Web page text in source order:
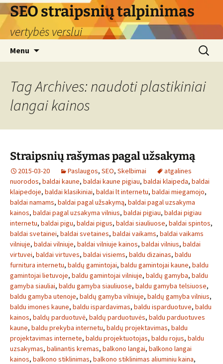
Skip
to
content
SEO straipsnių talpinimas
vertybės verslui
Menu
Search
for:
Tag Archives: naudoti plastikiniai
langai kainos
Straipsnių rašymas pagal užsakymą
2015-03-20 Paslaugos, SEO, Skelbimai
atgalines
nuorodos, baldai kaune, baldai kaune pigiau, baldai klaipeda, baldai
klaipedoje, baldai klasikiniai, baldai lt internetu, baldai miegamojo,
baldai namams, baldai pagal užsakymą, baldai pagal uzsakyma
kainos, baldai pagal uzsakyma vilnius, baldai pigiau, baldai pigiau
internetu, baldai pigu, baldai pigus, baldai siauliuose, baldai spintos,
baldai svetainei, baldai svetaines, baldai vaikams, baldai vaikams
vilniuje, baldai vilniuje, baldai vilniuje kainos, baldai vilnius, baldai
virtuvei, baldai virtuves, baldai visiems, baldu dizainas, baldu
furnitura internetu, baldų gamintojai, baldu gamintojai kaune, baldu
gamintojai lietuvoje, baldu gamintojai vilniuje, baldų gamyba, baldu
gamyba siauliai, baldu gamyba siauliuose, baldu gamyba telsiuose,
baldu gamyba utenoje, baldų gamyba vilniuje, baldų gamyba vilnius,
baldu imones kaune, baldu ispardavimas, baldu isparduotuve, baldu
kainos, baldų parduotuvė, baldų parduotuvės, baldu parduotuves
kaune, baldu prekyba internetu, baldų projektavimas, baldu
projektavimas internete, baldu projektuotojas, baldu rojus, baldu
uzsakymas, balinantis kremas, balkono langai, balkono langai
kainos, balkono stiklinimas, balkono stiklinimas aliuminiu kaina,